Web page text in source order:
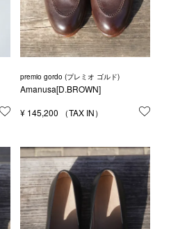
お気に入りに登録する
premio gordo (プレミオ ゴルド)
Amanusa[D.BROWN]
¥ 145,200